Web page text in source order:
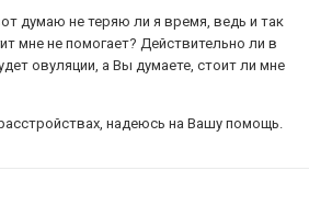
думаю не теряю ли я время, ведь и так
мне не помогает? Действительно ли в
овуляции, а Вы думаете, стоит ли мне
надеюсь на Вашу помощь.